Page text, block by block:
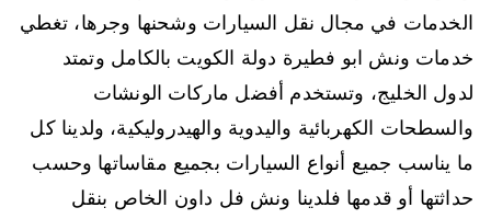
الخدمات في مجال نقل السيارات وشحنها وجرها، تغطي
خدمات ونش ابو فطيرة دولة الكويت بالكامل وتمتد
لدول الخليج، وتستخدم أفضل ماركات الونشات
والسطحات الكهربائية واليدوية والهيدروليكية، ولدينا كل
ما يناسب جميع أنواع السيارات بجميع مقاساتها وحسب
حداثتها أو قدمها فلدينا ونش فل داون الخاص بنقل